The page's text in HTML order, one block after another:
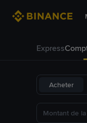
Express
Acheter